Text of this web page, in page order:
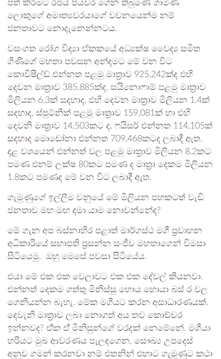
පත් කිරිමට රජය පියවර ගෙන තිබුණේ ගාමිණි
‌ලොකුගේ අමාත්‍යවරයාගේ වචනයෙන්ම නම්
ජනතාවට නොදැනෙන්නටය.
වසංගත රෝග විද්‍යා ඒකකයේ අධ්‍යක්ෂ වෛද්‍ය සමිත
ගිණිගේ මහතා පවසන අන්දමට මේ වන විට
කොවිෂීල්ඩ් එන්නත පළමු මාත්‍රාව 925,242ක්ද එහි
දෙවන මාත්‍රාව 385,885ක්ද, සයිනොෆාම් පළමු මාත්‍රාව
මිලියන 6.3ක් සදහාද, එහි දෙවන මාත්‍රාව මිලියන 1.4ක්
සදහාද, ස්පුට්නික් පළමු මාත්‍රාව 159,081ක් හා එහි
දෙවනි මාත්‍රාව 14,503කට ද, ෆයිසර් එන්නත 114,105ක්
සදහාද මොඩෝනා එන්නත 709,468කටද ලබාදී ඇත.
දළ වශයෙන් එන්නත් වල පළමු මාත්‍රාව මිලියන 8.2කට
පමණ එනම් ලක්ෂ 80කට පමණ ද මාත්‍රා දෙකම මිලියන
1.8කට පමණද මේ වන විට ලබාදී ඇත.
ගැමුණුගේ ඉල්ලීම වනුයේ මේ මිලියන පහකටත් වැඩි
ජනතාව මහ මඟ දමා යාම නොවන්නේද?
මේ ගැන අප බස්නාහිර පළාත් මාර්ගස්ථ මගී ප්‍රවාහන
අධිකාරියේ සභාපති ප්‍රසන්න සංජීව මහතාගෙන් විමසා
සිටියෙමු. ඔහු මෙසේ පවසා සිටියේය.
එයා මේ එක එක වෙලාවට එක එක දේවල් කියනවා.
එන්නත් දෙකම ගත්තු මිනිස්සු හොය හොයා බස් ර වල
ගෙනියන්න බැහැ. මේක මගීයට කරන අසාධාරණයක්.
දෙවැනි මාත්‍රාව ලබා නොගත් අය තව කොච්චර
ඉන්නවද? ඒ්ක ඒ් මිනිසුන්ගේ වරදක් නෙමේනේ. මගීයා
හරියට මුඛ ආවරණය පැලඳගෙන, සෞඛ්‍ය උපදෙස්
අනුව ගමන් කරනවා නම් එතනින් එහාට ගැමුණුට කථා